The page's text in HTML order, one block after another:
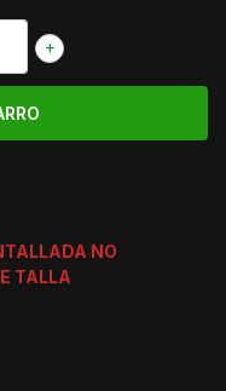
+
NO
TALLA